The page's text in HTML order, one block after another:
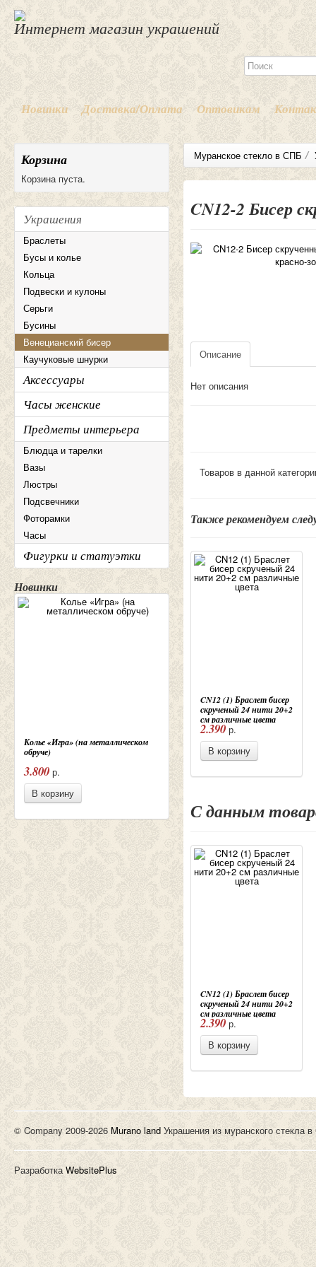
Интернет магазин украшений
Новинки Доставка/Оплата Оптовикам
Корзина
Корзина пуста.
Украшения
Браслеты
Бусы и колье
Кольца
Подвески и кулоны
Серьги
Бусины
Венецианский бисер
Каучуковые шнурки
Аксессуары
Часы женские
Предметы интерьера
Блюдца и тарелки
Вазы
Люстры
Подсвечники
Фоторамки
Часы
Фигурки и статуэтки
Новинки
Колье «Игра» (на металлическом
обруче)
3.800 р.
В корзину
Муранское стекло в СПБ /
CN12-2 Бисер
Описание
Нет описания
Товаров в данной
Также рекомендуем
CN12 (1) Браслет бисер
скрученый 24 нити 20+2
см различные цвета
2.390 р.
В корзину
С данным
CN12 (1) Браслет бисер
скрученый 24 нити 20+2
см различные цвета
2.390 р.
В корзину
© Company 2009-2026 Murano land Украшения из муранского стекла в
РазработкаWebsitePlus